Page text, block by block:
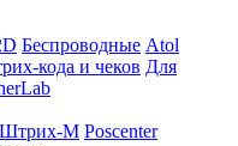
Беспроводные Atol
кода и чеков Для
Штрих-М Poscenter